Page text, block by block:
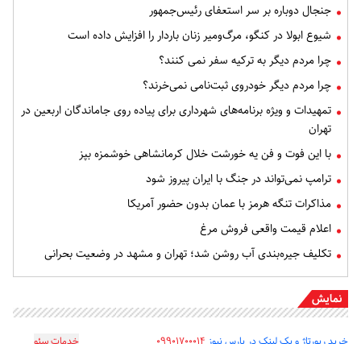
جنجال دوباره بر سر استعفای رئیس‌جمهور
شیوع ابولا در کنگو، مرگ‌ومیر زنان باردار را افزایش داده است
چرا مردم دیگر به ترکیه سفر نمی کنند؟
چرا مردم دیگر خودروی ثبت‌نامی نمی‌خرند؟
تمهیدات و ویژه برنامه‌های شهرداری برای پیاده روی جاماندگان اربعین در
تهران
با این فوت و فن یه خورشت خلال کرمانشاهی خوشمزه بپز
ترامپ نمی‌تواند در جنگ با ایران پیروز شود
مذاکرات تنگه هرمز با عمان بدون حضور آمریکا
اعلام قیمت واقعی فروش مرغ
تکلیف جیره‌بندی آب روشن شد؛ تهران و مشهد در وضعیت بحرانی
نمایش
خرید رپورتاژ و بک لینک در پارس نیوز ۰۹۹۰۱۷۰۰۰۱۴ خدمات سئو